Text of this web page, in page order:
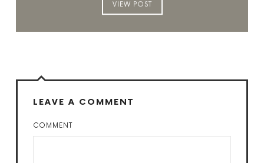
VIEW POST
LEAVE A COMMENT
COMMENT